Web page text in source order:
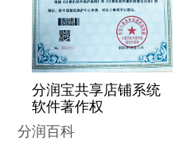
分润宝共享店铺系统
软件著作权
分润百科